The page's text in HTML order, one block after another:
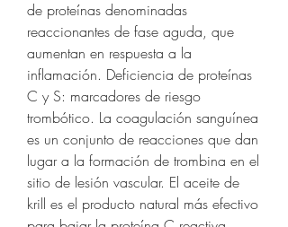
de proteínas denominadas
reaccionantes de fase aguda, que
aumentan en respuesta a la
inflamación. Deficiencia de proteínas
C y S: marcadores de riesgo
trombótico. La coagulación sanguínea
es un conjunto de reacciones que dan
lugar a la formación de trombina en el
sitio de lesión vascular. El aceite de
krill es el producto natural más efectivo